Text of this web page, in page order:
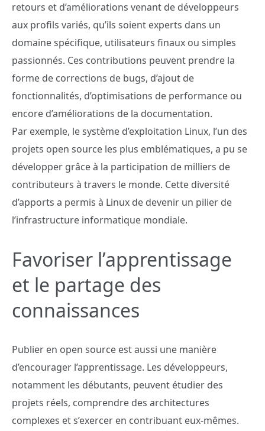
retours et d’améliorations venant de développeurs
aux profils variés, qu’ils soient experts dans un
domaine spécifique, utilisateurs finaux ou simples
passionnés. Ces contributions peuvent prendre la
forme de corrections de bugs, d’ajout de
fonctionnalités, d’optimisations de performance ou
encore d’améliorations de la documentation.
Par exemple, le système d’exploitation Linux, l’un des
projets open source les plus emblématiques, a pu se
développer grâce à la participation de milliers de
contributeurs à travers le monde. Cette diversité
d’apports a permis à Linux de devenir un pilier de
l’infrastructure informatique mondiale.
Favoriser l’apprentissage
et le partage des
connaissances
Publier en open source est aussi une manière
d’encourager l’apprentissage. Les développeurs,
notamment les débutants, peuvent étudier des
projets réels, comprendre des architectures
complexes et s’exercer en contribuant eux-mêmes.